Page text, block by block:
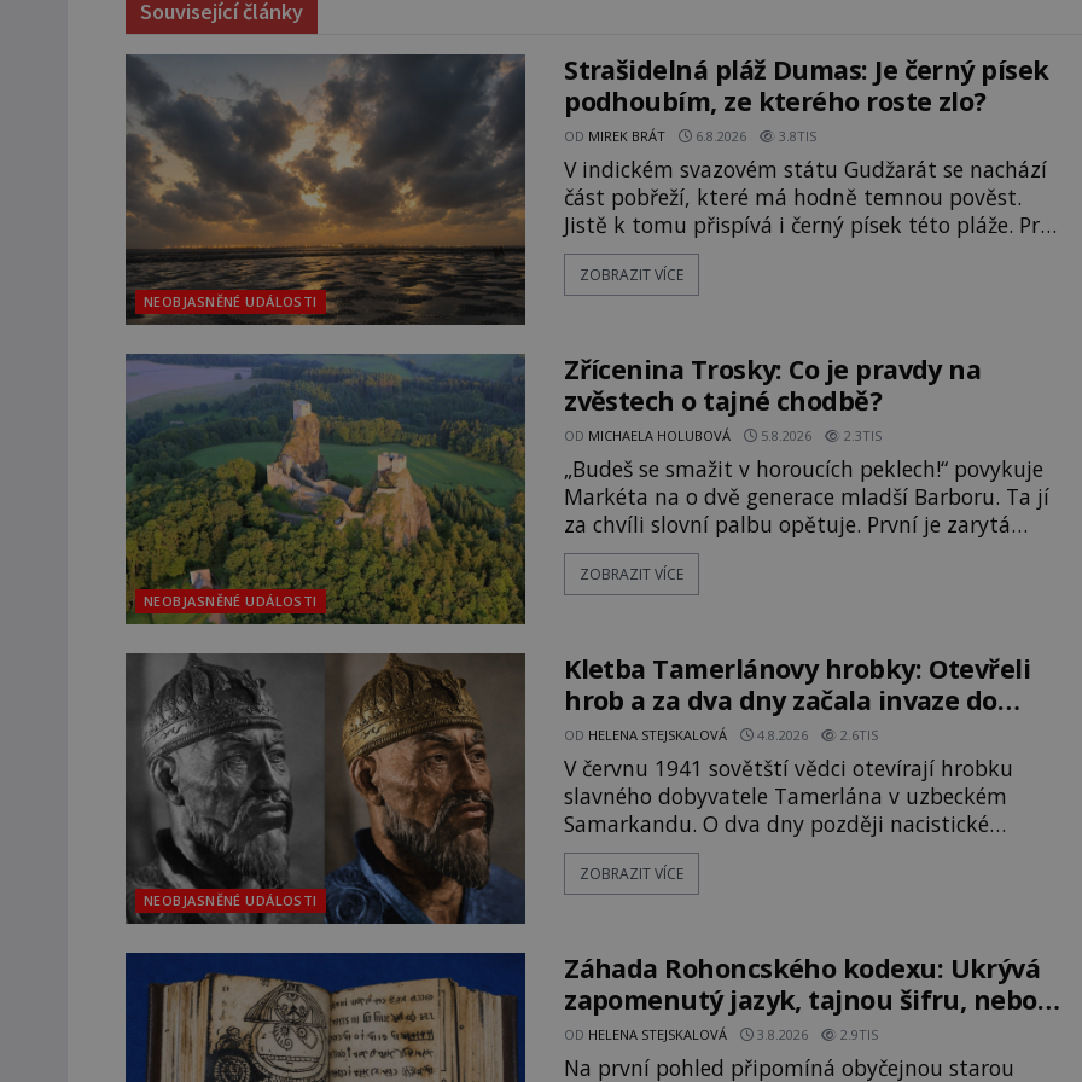
Související články
NEOBJASNĚNÉ UDÁLOSTI
Strašidelná pláž Dumas: Je černý písek
podhoubím, ze kterého roste zlo?
OD MIREK BRÁT 6.8.2026 3.8TIS
V indickém svazovém státu Gudžarát se nachází
část pobřeží, které má hodně temnou pověst.
Jistě k tomu přispívá i černý písek této pláže. Proč
má pláž takové netypické zbarvení? Nakolik jsou
pravdivé historky, že zde došlo k
pláž Dumas ve městě Surat. Gu
ZOBRAZIT VÍCE
NEOBJASNĚNÉ UDÁLOSTI
Zřícenina Trosky: Co je pravdy na
zvěstech o tajné chodbě?
OD MICHAELA HOLUBOVÁ 5.8.2026 2.3TIS
„Budeš se smažit v horoucích peklech!“ povykuje
Markéta na o dvě generace mladší Barboru. Ta jí
za chvíli slovní palbu opětuje. První je zarytá
katolička, druhá přesvědčená kališnice. A každá z
nich se usídlí na jedné z věží slavného hradu
manželku má skutečně jistou
ZOBRAZIT VÍCE
NEOBJASNĚNÉ UDÁLOSTI
Kletba Tamerlánovy hrobky: Otevřeli
hrob a za dva dny začala invaze do
SSSR. Náhoda, nebo varování?
OD HELENA STEJSKALOVÁ 4.8.2026 2.6TIS
V červnu 1941 sovětští vědci otevírají hrobku
slavného dobyvatele Tamerlána v uzbeckém
Samarkandu. O dva dny později nacistické
Německo zahajuje operaci Barbarossa a napadá
Sovětský svaz. Shoda dat je natolik zarážející, že
fascinující souhru okolností? Když antropolog
Michail Gerasimov (1907-1970) a
ZOBRAZIT VÍCE
Záhada Rohoncského kodexu: Ukrývá
zapomenutý jazyk, tajnou šifru, nebo
mistrovský podvrh?
OD HELENA STEJSKALOVÁ 3.8.2026 2.9TIS
Na první pohled připomíná obyčejnou starou